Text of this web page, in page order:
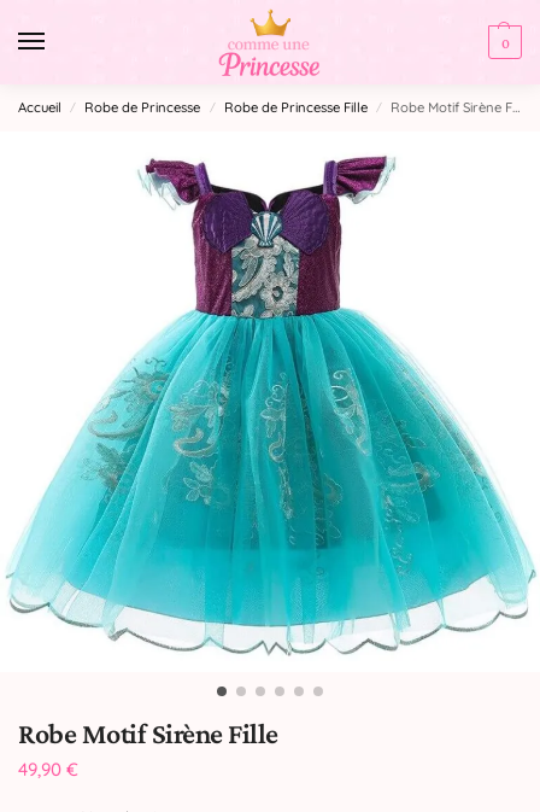
0
Accueil / Robe de Princesse / Robe de Princesse Fille / Robe Motif Sirène Fille
Robe Motif Sirène Fille
49,90 €